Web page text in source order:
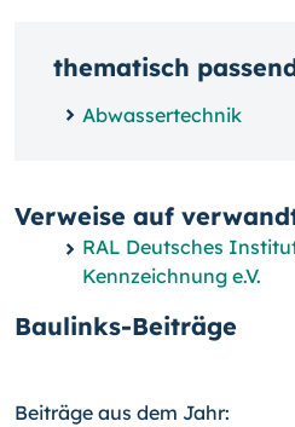
thematisch
Abwassertechnik
Verweise auf
RAL Deutsches
Kennzeichnung e.V.
Baulinks-Beiträge
Beiträge aus dem Jahr: